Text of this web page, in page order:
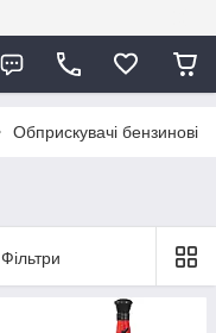
Обприскувачі бензинові
Фільтри